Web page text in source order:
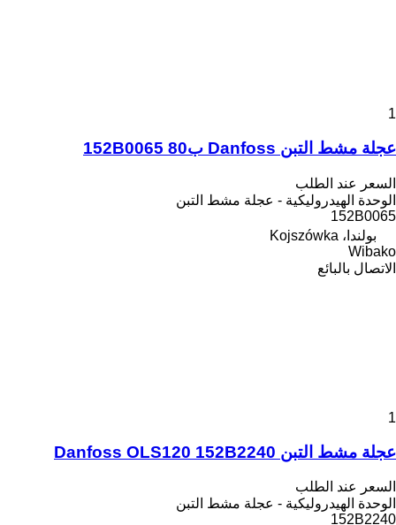
1
عجلة مشط التبن Danfoss ب80 152B0065
السعر عند الطلب
الوحدة الهيدروليكية - عجلة مشط التبن
152B0065
بولندا، Kojszówka
Wibako
الاتصال بالبائع
1
عجلة مشط التبن Danfoss OLS120 152B2240
السعر عند الطلب
الوحدة الهيدروليكية - عجلة مشط التبن
152B2240